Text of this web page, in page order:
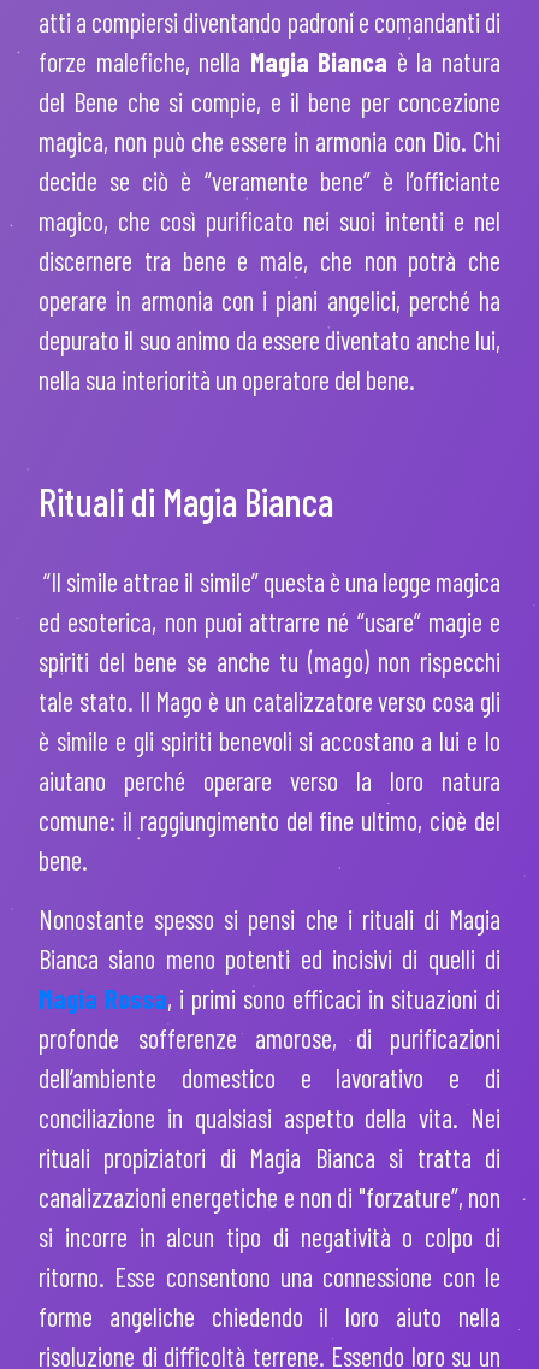
atti a compiersi diventando padroni e comandanti di
forze malefiche, nella Magia Bianca è la natura
del Bene che si compie, e il bene per concezione
magica, non può che essere in armonia con Dio. Chi
decide se ciò è “veramente bene” è l’officiante
magico, che così purificato nei suoi intenti e nel
discernere tra bene e male, che non potrà che
operare in armonia con i piani angelici, perché ha
depurato il suo animo da essere diventato anche lui,
nella sua interiorità un operatore del bene.
Rituali di Magia Bianca
“Il simile attrae il simile” questa è una legge magica
ed esoterica, non puoi attrarre né “usare” magie e
spiriti del bene se anche tu (mago) non rispecchi
tale stato. Il Mago è un catalizzatore verso cosa gli
è simile e gli spiriti benevoli si accostano a lui e lo
aiutano perché operare verso la loro natura
comune: il raggiungimento del fine ultimo, cioè del
bene.
Nonostante spesso si pensi che i rituali di Magia
Bianca siano meno potenti ed incisivi di quelli di
Magia Rossa, i primi sono efficaci in situazioni di
profonde sofferenze amorose, di purificazioni
dell’ambiente domestico e lavorativo e di
conciliazione in qualsiasi aspetto della vita. Nei
rituali propiziatori di Magia Bianca si tratta di
canalizzazioni energetiche e non di "forzature”, non
si incorre in alcun tipo di negatività o colpo di
ritorno. Esse consentono una connessione con le
forme angeliche chiedendo il loro aiuto nella
risoluzione di difficoltà terrene. Essendo loro su un